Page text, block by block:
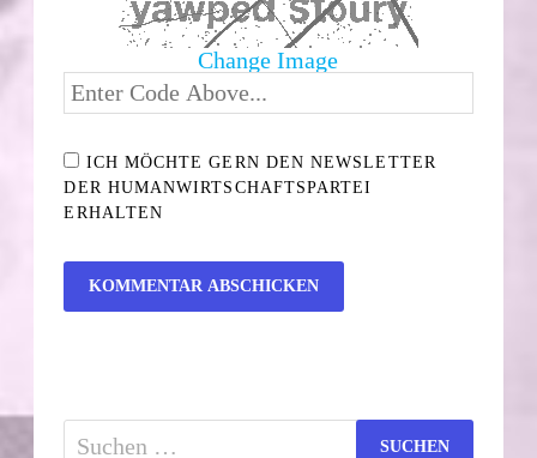
Change Image
ICH MÖCHTE GERN DEN NEWSLETTER
DER HUMANWIRTSCHAFTSPARTEI
ERHALTEN
Suchen